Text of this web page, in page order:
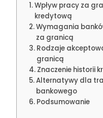
Wpływ pracy za
kredytową
Wymagania
za granicą
Rodzaje
granicą
Znaczenie historii
Alternatywy dla
bankowego
Podsumowanie